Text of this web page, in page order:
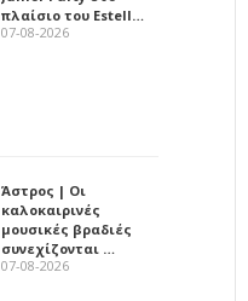
πλαίσιο του Estell…
07-08-2026
Άστρος | Οι
καλοκαιρινές
μουσικές βραδιές
συνεχίζονται …
07-08-2026